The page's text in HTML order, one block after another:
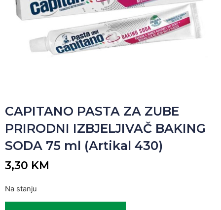
CAPITANO PASTA ZA ZUBE
PRIRODNI IZBJELJIVAČ BAKING
SODA 75 ml (Artikal 430)
3,30 KM
Na stanju